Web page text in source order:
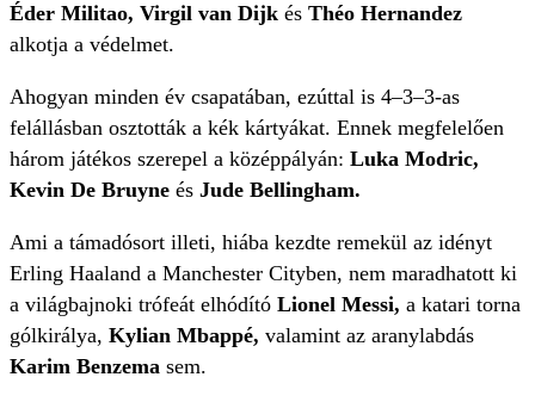
Éder Militao, Virgil van Dijk és Théo Hernandez
alkotja a védelmet.
Ahogyan minden év csapatában, ezúttal is 4–3–3-as
felállásban osztották a kék kártyákat. Ennek megfelelően
három játékos szerepel a középpályán: Luka Modric,
Kevin De Bruyne és Jude Bellingham.
Ami a támadósort illeti, hiába kezdte remekül az idényt
Erling Haaland a Manchester Cityben, nem maradhatott ki
a világbajnoki trófeát elhódító Lionel Messi, a katari torna
gólkirálya, Kylian Mbappé, valamint az aranylabdás
Karim Benzema sem.